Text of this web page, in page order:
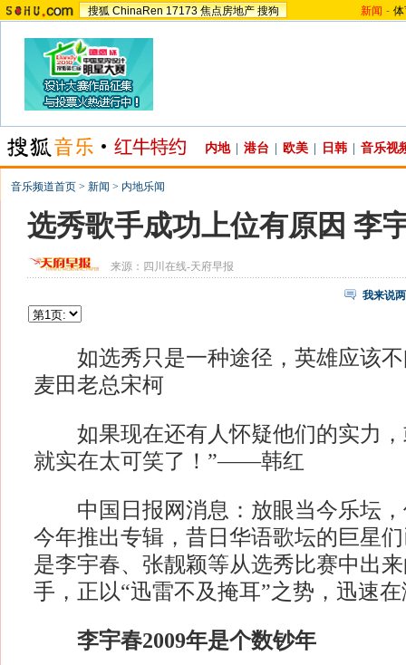
搜狐 ChinaRen 17173 焦点房地产 搜狗 新闻 -
内地 港台 欧美 日韩 音乐视
音乐频道首页 > 新闻 > 内地乐闻
选秀歌手成功上位有原因 李
来源： 四川在线-天府早报
我来说
如选秀只是一种途径，英雄应该
麦田老总宋柯
如果现在还有人怀疑他们的实力，
就实在太可笑了！”——韩红
中国日报网消息：放眼当今乐坛，
今年推出专辑，昔日华语歌坛的巨星
是李宇春、张靓颖等从选秀比赛中出
手，正以“迅雷不及掩耳”之势，迅速
李宇春2009年是个数钞年